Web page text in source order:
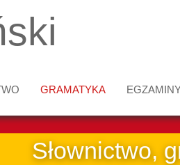
GRAMATYKA
Słownictwo,